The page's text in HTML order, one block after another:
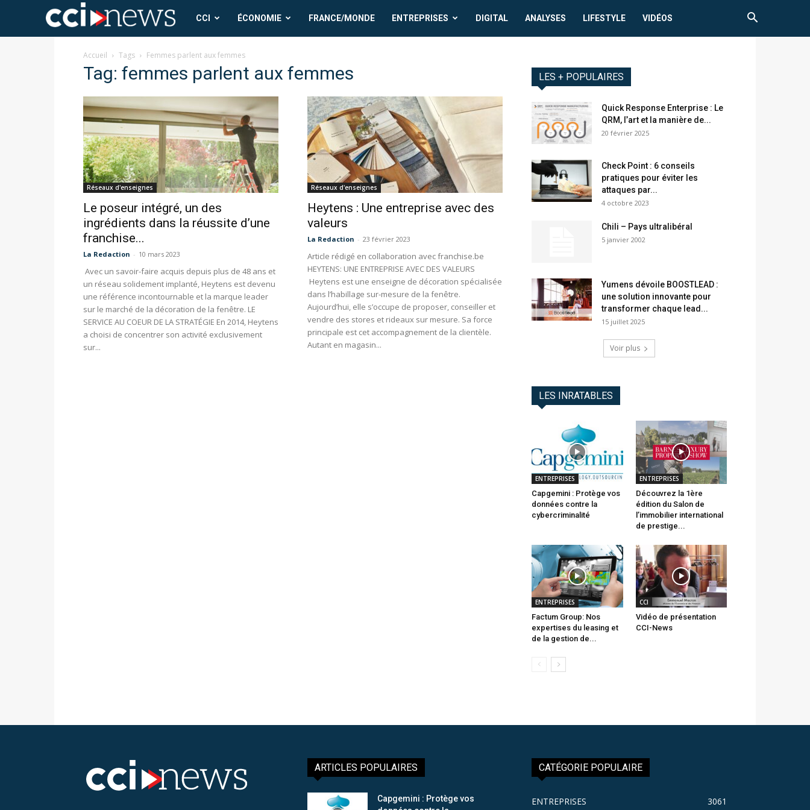
CCI
News
CCI ÉCONOMIE FRANCE/MONDE ENTREPRISES DIGITAL ANALYSES LIFESTYLE VIDÉOS
Accueil Tags Femmes parlent aux femmes
Tag: femmes parlent aux femmes
Réseaux d'enseignes
Le poseur intégré, un des
ingrédients dans la réussite d’une
franchise...
La Redaction - 10 mars 2023
Avec un savoir-faire acquis depuis plus de 48 ans et
un réseau solidement implanté, Heytens est devenu
une référence incontournable et la marque leader
sur le marché de la décoration de la fenêtre. LE
SERVICE AU COEUR DE LA STRATÉGIE En 2014, Heytens
a choisi de concentrer son activité exclusivement
sur...
Réseaux d'enseignes
Heytens : Une entreprise avec des
valeurs
La Redaction - 23 février 2023
Article rédigé en collaboration avec franchise.be
HEYTENS: UNE ENTREPRISE AVEC DES VALEURS
Heytens est une enseigne de décoration spécialisée
dans l’habillage sur-mesure de la fenêtre.
Aujourd’hui, elle s’occupe de proposer, conseiller et
vendre des stores et rideaux sur mesure. Sa force
principale est cet accompagnement de la clientèle.
Autant en magasin...
LES + POPULAIRES
Quick Response Enterprise : Le
QRM, lֹ’art et la manière de...
20 février 2025
Check Point : 6 conseils
pratiques pour éviter les
attaques par...
4 octobre 2023
Chili – Pays ultralibéral
5 janvier 2002
Yumens dévoile BOOSTLEAD :
une solution innovante pour
transformer chaque lead...
15 juillet 2025
Voir plus
LES INRATABLES
ENTREPRISES
Capgemini : Protège vos
données contre la
cybercriminalité
ENTREPRISES
Découvrez la 1ère
édition du Salon de
l’immobilier international
de prestige...
ENTREPRISES
Factum Group: Nos
expertises du leasing et
de la gestion de...
CCI
Vidéo de présentation
CCI-News
ARTICLES POPULAIRES
Capgemini : Protège vos
CATÉGORIE POPULAIRE
ENTREPRISES 3061